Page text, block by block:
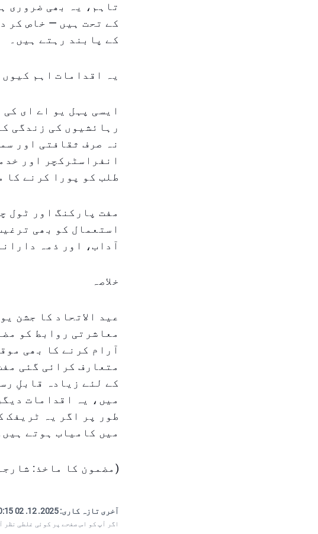
تاہم، یہ بھی ضروری
کے تحت ہیں — خاص کر
کے پابند رہتے ہیں۔
یہ اقدامات اہم کیوں
ایسی پہل یو اے ای
رہائشیوں کی زندگی
نہ صرف ثقافتی اور
انفراسٹرکچر اور
طلب کو پورا کرنے کا
مفت پارکنگ اور ٹول
استعمال کو بھی
آداب، اور ذمہ
خلاصہ
عید الاتحاد کا جشن
معاشرتی روابط کو
آرام کرنے کا بھی
متعارف کرائی گئی
کے لئے زیادہ قابلِ
میں، یہ اقدامات
طور پر اگر یہ ٹریفک
میں کامیاب ہوتے ہیں۔
(مضمون کا ماخذ:
آخری تازہ کاری:2025. 12. 02 00:15
اگر آپ کو اس صفحے پر کوئی غلطی نظر